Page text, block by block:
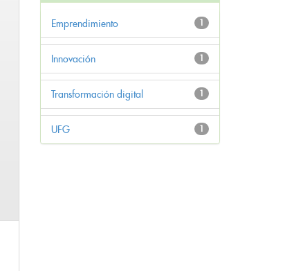
1
Emprendimiento
1
Innovación
1
Transformación digital
1
UFG